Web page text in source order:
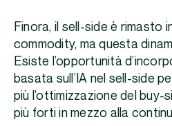
Finora, il sell-side è rimasto
commodity, ma questa
Esiste l’opportunità
basata sull’IA nel sell-side
più l’ottimizzazione del
più forti in mezzo alla